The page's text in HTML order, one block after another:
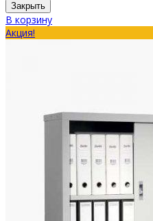
Закрыть
В корзину
Акция!